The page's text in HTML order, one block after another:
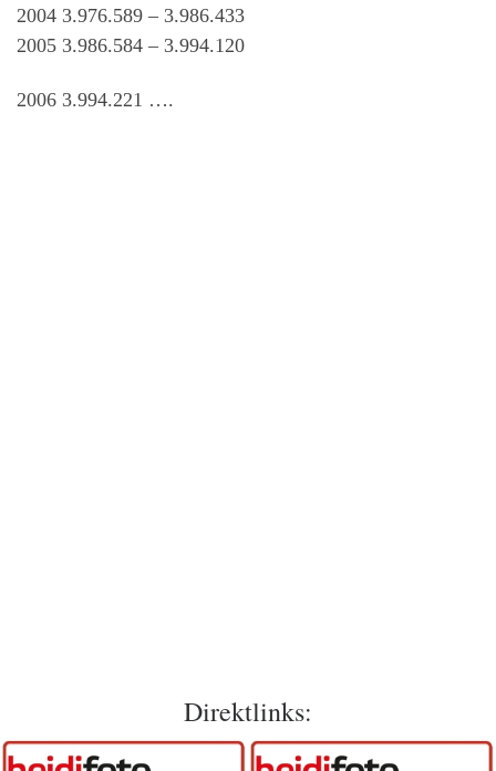
2004 3.976.589 – 3.986.433
2005 3.986.584 – 3.994.120
2006 3.994.221 ….
Direktlinks: